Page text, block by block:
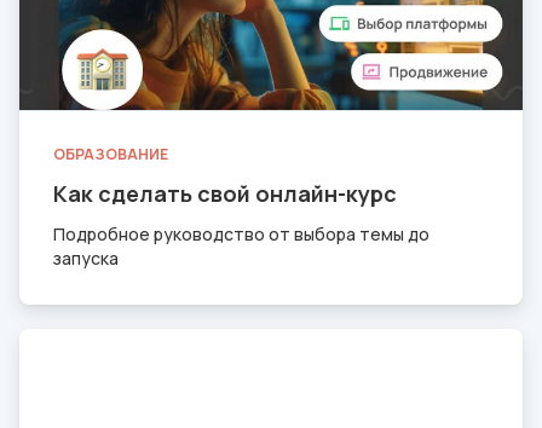
ОБРАЗОВАНИЕ
Как сделать свой онлайн-курс
Подробное руководство от выбора темы до
запуска